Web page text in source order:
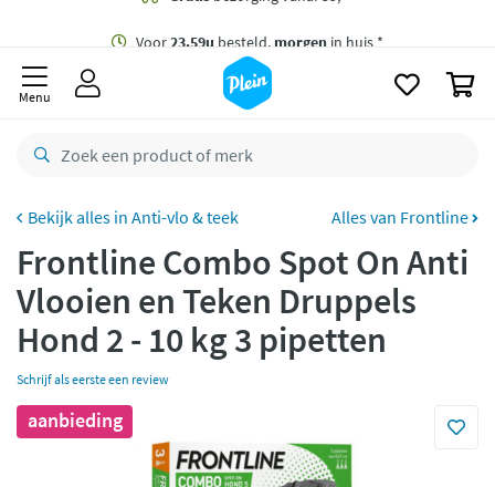
besteld,
retourneren
CO2 neutraal
Betaal met Klarna
Menu
Anti-vlo & teek Alles van Frontline
Frontline Combo Spot On Anti
Vlooien en Teken Druppels
Hond 2 - 10 kg 3 pipetten
Schrijf als eerste een review
aanbieding